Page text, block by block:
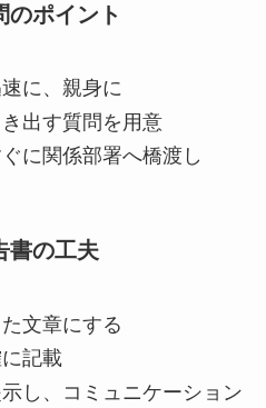
のポイント
に、親身に
出す質問を用意
に関係部署へ橋渡し
書の工夫
文章にする
記載
し、コミュニケーション